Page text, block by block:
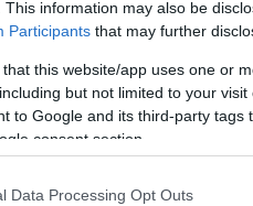
This information may also be
Participants that may further
that this website/app uses one or
but not limited to your
to Google and its third-party
consent section.
Data Processing Opt Outs
harasó Trakl-kalandok